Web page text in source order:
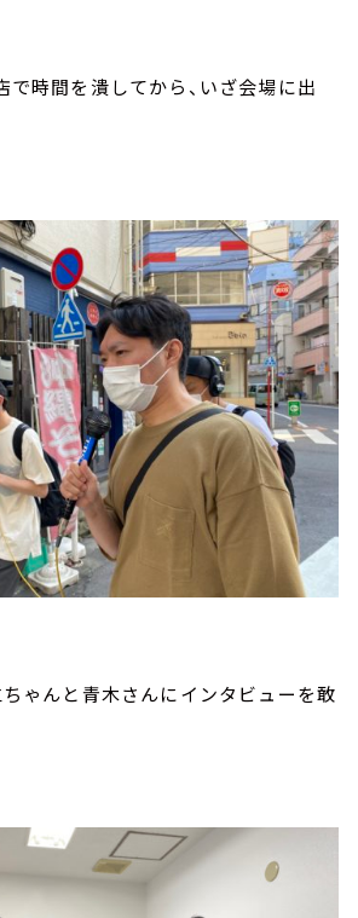
時間を潰してから、いざ会場に出
ちゃんと青木さんにインタビューを敢